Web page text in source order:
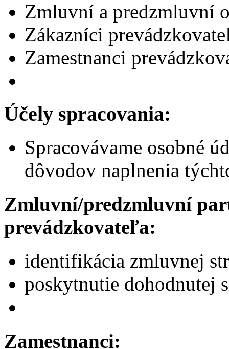
Zmluvní a predzmluvní
Zákazníci
Zamestnanci
Účely spracovania:
Spracovávame osobné
dôvodov naplnenia
Zmluvní/predzmluvní
prevádzkovateľa:
identifikácia zmluvnej
poskytnutie dohodnutej
Zamestnanci: